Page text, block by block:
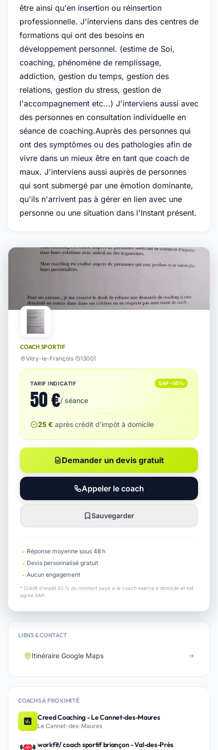
être ainsi qu'en insertion ou réinsertion
professionnelle. J'interviens dans des centres de
formations qui ont des besoins en
développement personnel. (estime de Soi,
coaching, phénomène de remplissage,
addiction, gestion du temps, gestion des
relations, gestion du stress, gestion de
l'accompagnement etc...) J'interviens aussi avec
des personnes en consultation individuelle en
séance de coaching.Auprès des personnes qui
ont des symptômes ou des pathologies afin de
vivre dans un mieux être en tant que coach de
maux. J'interviens aussi auprès de personnes
qui sont submergé par une émotion dominante,
qu'ils n'arrivent pas à gérer en lien avec une
personne ou une situation dans l'Instant présent.
COACH SPORTIF
Vitry-le-François (51300)
TARIF INDICATIF SAP −50%
50 €/ séance
25 € après crédit d'impôt à domicile
Demander un devis gratuit
Appeler le coach
Sauvegarder
Réponse moyenne sous 48 h
Devis personnalisé gratuit
Aucun engagement
* Crédit d'impôt 50 % du montant payé si le coach exerce à domicile et est
agréé SAP.
LIENS & CONTACT
Itinéraire Google Maps
COACHS À PROXIMITÉ
Creed Coaching - Le Cannet-des-Maures
Le Cannet-des-Maures
workfit/ coach sportif briançon - Val-des-Prés